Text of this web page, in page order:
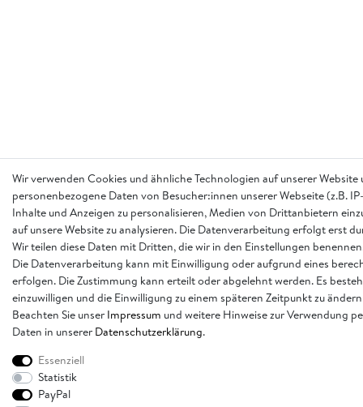
Wir verwenden Cookies und ähnliche Technologien auf unserer
personenbezogene Daten von Besucher:innen unserer Webseite (z.B.
Inhalte und Anzeigen zu personalisieren, Medien von Drittanbietern
auf unsere Website zu analysieren. Die Datenverarbeitung erfolgt erst
Wir teilen diese Daten mit Dritten, die wir in den Einstellungen
Die Datenverarbeitung kann mit Einwilligung oder aufgrund eines
erfolgen. Die Zustimmung kann erteilt oder abgelehnt werden. Es
einzuwilligen und die Einwilligung zu einem späteren Zeitpunkt zu
Beachten Sie unser Impressum und weitere Hinweise zur Verwendung
Daten in unserer Daten­schutz­erklärung.
Essenziell
Statistik
PayPal